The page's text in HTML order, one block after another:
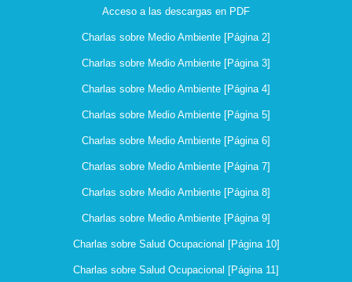
Acceso a las descargas en PDF
Charlas sobre Medio Ambiente [Página 2]
Charlas sobre Medio Ambiente [Página 3]
Charlas sobre Medio Ambiente [Página 4]
Charlas sobre Medio Ambiente [Página 5]
Charlas sobre Medio Ambiente [Página 6]
Charlas sobre Medio Ambiente [Página 7]
Charlas sobre Medio Ambiente [Página 8]
Charlas sobre Medio Ambiente [Página 9]
Charlas sobre Salud Ocupacional [Página 10]
Charlas sobre Salud Ocupacional [Página 11]